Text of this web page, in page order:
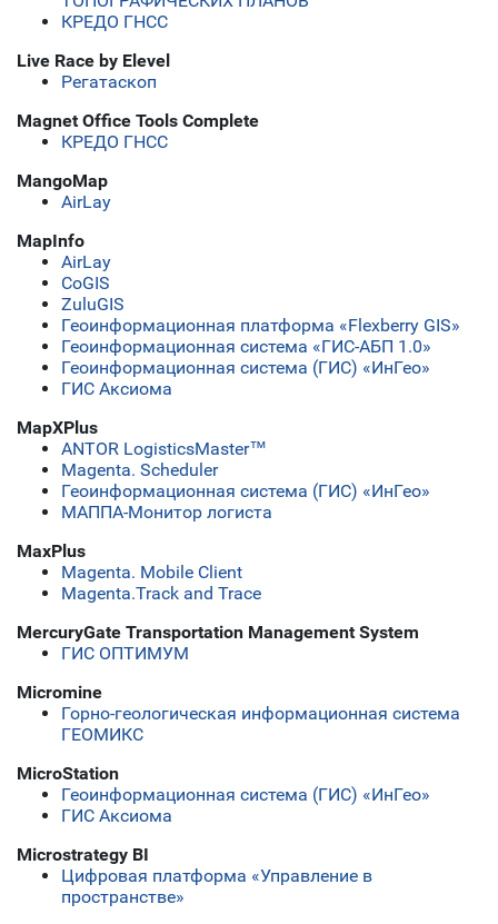
КРЕДО ГНСС
Live Race by Elevel
Регатаскоп
Magnet Office Tools Complete
КРЕДО ГНСС
MangoMap
AirLay
MapInfo
AirLay
CoGIS
ZuluGIS
Геоинформационная платформа «Flexberry GIS»
Геоинформационная система «ГИС-АБП 1.0»
Геоинформационная система (ГИС) «ИнГео»
ГИС Аксиома
MapXPlus
ANTOR LogisticsMaster™
Magenta. Scheduler
Геоинформационная система (ГИС) «ИнГео»
МАППА-Монитор логиста
MaxPlus
Magenta. Mobile Client
Magenta.Track and Trace
MercuryGate Transportation Management System
ГИС ОПТИМУМ
Micromine
Горно-геологическая информационная система
ГЕОМИКС
MicroStation
Геоинформационная система (ГИС) «ИнГео»
ГИС Аксиома
Microstrategy BI
Цифровая платформа «Управление в
пространстве»